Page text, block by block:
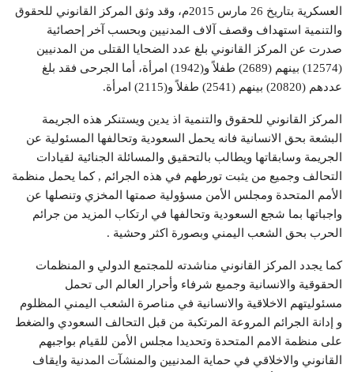
العسكرية بتاريخ 26 مارس 2015م، وقد وثق المركز القانوني للحقوق
والتنمية استهداف وقصف آلاف المدنيين وبحسب آخر إحصائية
صدرت عن المركز القانوني بلغ عدد الضحايا القتلى من المدنيين
(12574) بينهم (2689) طفلاً و(1942) امرأة، أما الجرحى فقد بلغ
عددهم (20820) بينهم (2541) طفلاً و(2115) امرأة.
المركز القانوني للحقوق والتنمية اذ يدين ويستنكر هذه الجريمة
البشعة بحق الانسانية فانه يحمل السعودية وتحالفها المسئولية عن
الجريمة وسابقاتها ويطالب بالتحقيق والمسائلة الجنائية لقيادات
التحالف وجميع من يثبت تورطهم في هذه الجرائم , كما يحمل منظمة
الأمم المتحدة ومجلس الأمن مسؤولية صمتها المخزي وتنصلها عن
واجباتها بما شجع السعودية وتحالفها في ارتكاب المزيد من جرائم
الحرب بحق الشعب اليمني وبصورة اكثر وحشية .
كما يجدد المركز القانوني مناشدته للمجتمع الدولي و المنظمات
الحقوقية والانسانية وجميع شرفاء وأحرار العالم الى تحمل
مسئوليتهم الاخلاقية والانسانية في مناصرة الشعب اليمني المظلوم
و إدانة الجرائم المروعة المرتكبة من قبل التحالف السعودي والضغط
على منظمة الامم المتحدة وتحديدا مجلس الأمن للقيام بواجبهم
القانوني والاخلاقي في حماية المدنيين والمنشآت المدنية وايقاف